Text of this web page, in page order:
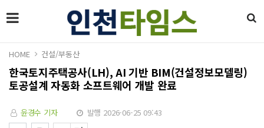
HOME 건설/부동산
한국토지주택공사(LH), AI 기반 BIM(건설정보모델링)
토공설계 자동화 소프트웨어 개발 완료
윤경수 기자 발행 2026-06-25 09:43